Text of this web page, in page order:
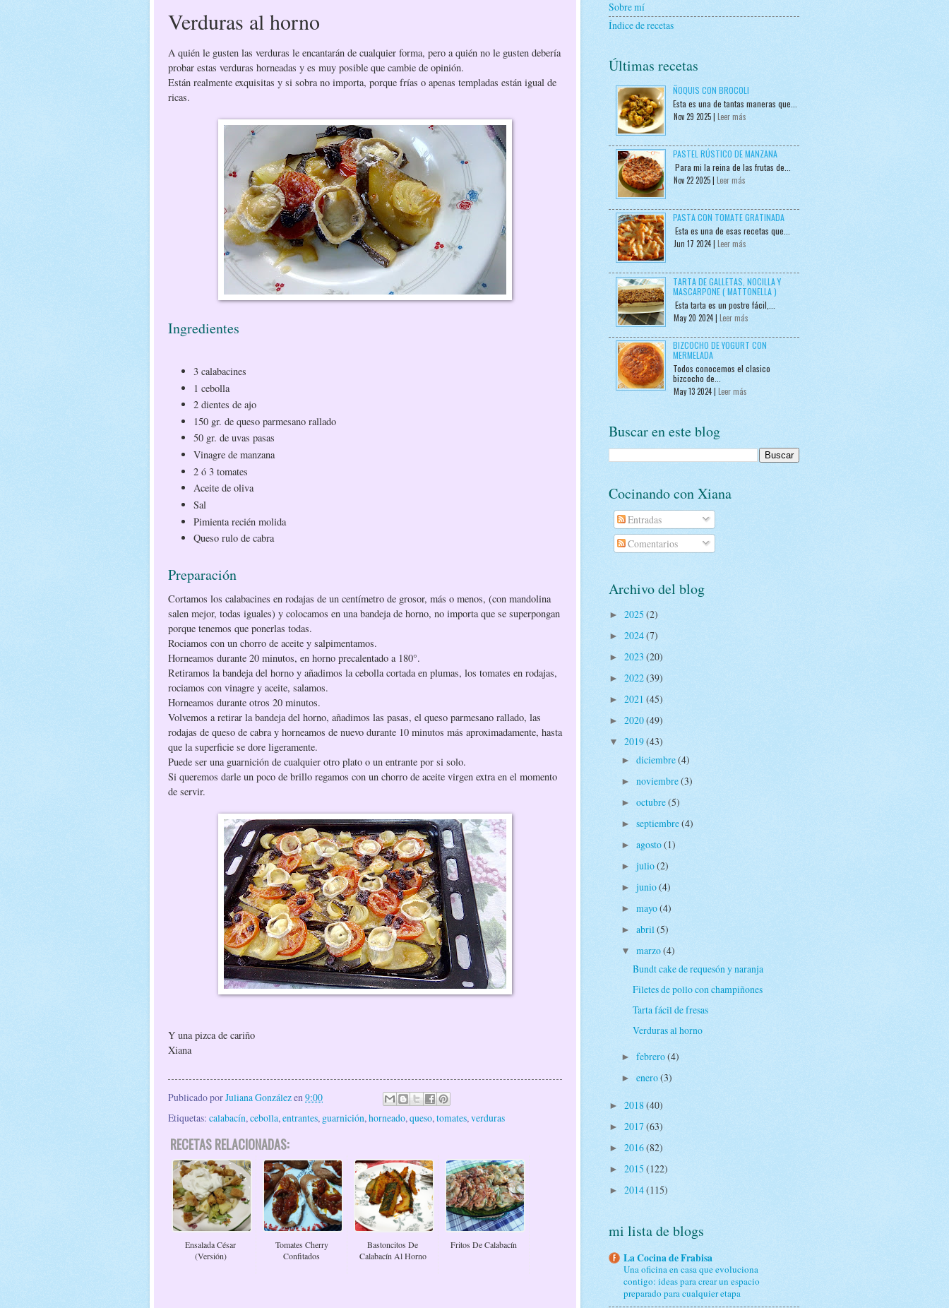
Verduras al horno
A quién le gusten las verduras le encantarán de cualquier forma, pero a quién no le gusten debería
probar estas verduras horneadas y es muy posible que cambie de opinión.
Están realmente exquisitas y si sobra no importa, porque frías o apenas templadas están igual de
ricas.
Ingredientes
3 calabacines
1 cebolla
2 dientes de ajo
150 gr. de queso parmesano rallado
50 gr. de uvas pasas
Vinagre de manzana
2 ó 3 tomates
Aceite de oliva
Sal
Pimienta recién molida
Queso rulo de cabra
Preparación
Cortamos los calabacines en rodajas de un centímetro de grosor, más o menos, (con mandolina
salen mejor, todas iguales) y colocamos en una bandeja de horno, no importa que se superpongan
porque tenemos que ponerlas todas.
Rociamos con un chorro de aceite y salpimentamos.
Horneamos durante 20 minutos, en horno precalentado a 180°.
Retiramos la bandeja del horno y añadimos la cebolla cortada en plumas, los tomates en rodajas,
rociamos con vinagre y aceite, salamos.
Horneamos durante otros 20 minutos.
Volvemos a retirar la bandeja del horno, añadimos las pasas, el queso parmesano rallado, las
rodajas de queso de cabra y horneamos de nuevo durante 10 minutos más aproximadamente, hasta
que la superficie se dore ligeramente.
Puede ser una guarnición de cualquier otro plato o un entrante por si solo.
Si queremos darle un poco de brillo regamos con un chorro de aceite virgen extra en el momento
de servir.
Y una pizca de cariño
Xiana
Publicado porJuliana Gonzálezen9:00
Etiquetas: calabacín,cebolla,entrantes, guarnición,horneado,queso,tomates,verduras
RECETAS RELACIONADAS:
Ensalada César
(versión)
Tomates Cherry
Confitados
Bastoncitos De
Calabacín Al Horno
Fritos De Calabacín
Sobre mí
Índice de recetas
Últimas recetas
ÑOQUIS CON BROCOLI
Esta es una de tantas maneras que...
Nov 29 2025 | Leer más
PASTEL RÚSTICO DE MANZANA
Para mi la reina de las frutas de...
Nov 22 2025 | Leer más
PASTA CON TOMATE GRATINADA
Esta es una de esas recetas que...
Jun 17 2024 | Leer más
TARTA DE GALLETAS, NOCILLA Y
MASCARPONE ( MATTONELLA )
Esta tarta es un postre fácil,...
May 20 2024 | Leer más
BIZCOCHO DE YOGURT CON
MERMELADA
Todos conocemos el clasico
bizcocho de...
May 13 2024 | Leer más
Buscar en este blog
Cocinando con Xiana
Entradas
Comentarios
Archivo del blog
► 2025 (2)
► 2024(7)
► 2023 (20)
► 2022(39)
► 2021 (45)
► 2020(49)
▼ 2019(43)
► diciembre(4)
► noviembre(3)
► octubre(5)
► septiembre(4)
► agosto(1)
► julio(2)
► junio(4)
► mayo(4)
► abril(5)
▼ marzo(4)
Bundt cake de requesón y naranja
Filetes de pollo con champiñones
Tarta fácil de fresas
Verduras al horno
► febrero(4)
► enero(3)
► 2018(40)
► 2017(63)
► 2016(82)
► 2015 (122)
► 2014(115)
mi lista de blogs
La Cocina de Frabisa
Una oficina en casa que evoluciona
contigo: ideas para crear un espacio
preparado para cualquier etapa